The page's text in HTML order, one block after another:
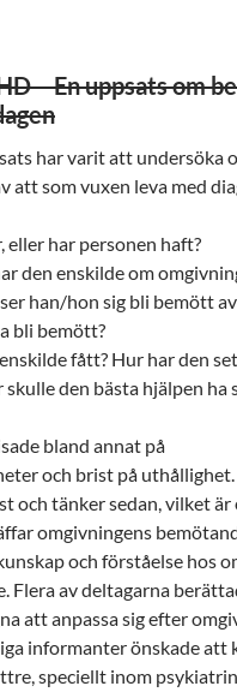
– En uppsats om
har varit att undersöka
att som vuxen leva med
eller har personen haft?
den enskilde om
han/hon sig bli bemött
bli bemött?
fått? Hur har den
den bästa hjälpen ha
bland annat på
och brist på
och tänker sedan, vilket är
omgivningens
och förståelse hos
Flera av deltagarna
att anpassa sig efter
informanter önskade att
speciellt inom